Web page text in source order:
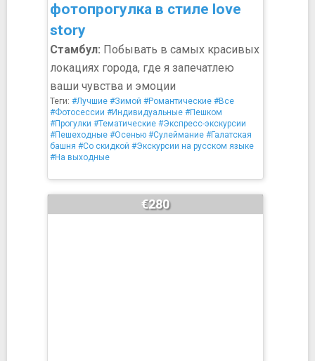
фотопрогулка в стиле love
story
Стамбул: Побывать в самых красивых
локациях города, где я запечатлею
ваши чувства и эмоции
Теги: #Лучшие #Зимой #Романтические #Все
#Фотосессии #Индивидуальные #Пешком
#Прогулки #Тематические #Экспресс-экскурсии
#Пешеходные #Осенью #Сулеймание #Галатская
башня #Со скидкой #Экскурсии на русском языке
#На выходные
€280